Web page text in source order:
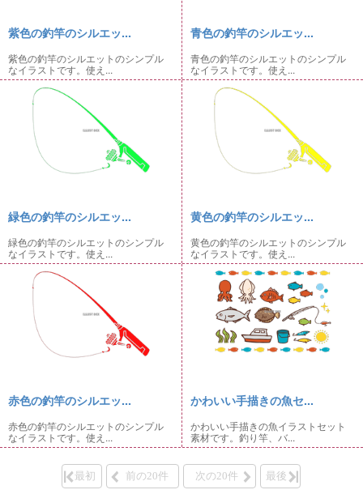
紫色の釣竿のシルエッ...
紫色の釣竿のシルエットのシンプル
なイラストです。使え...
青色の釣竿のシルエッ...
青色の釣竿のシルエットのシンプル
なイラストです。使え...
緑色の釣竿のシルエッ...
緑色の釣竿のシルエットのシンプル
なイラストです。使え...
黄色の釣竿のシルエッ...
黄色の釣竿のシルエットのシンプル
なイラストです。使え...
赤色の釣竿のシルエッ...
赤色の釣竿のシルエットのシンプル
なイラストです。使え...
かわいい手描きの魚セ...
かわいい手描きの魚イラストセット
素材です。釣り竿、バ...
最初 前の20件 次の20件 最後